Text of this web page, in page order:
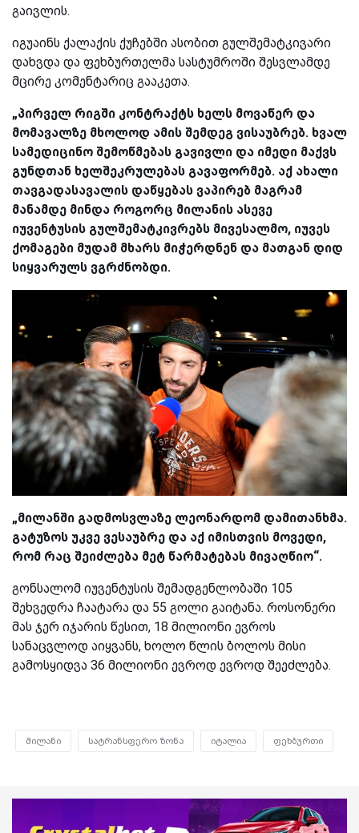
გაივლის.
იგუაინს ქალაქის ქუჩებში ასობით გულშემატკივარი
დახვდა და ფეხბურთელმა სასტუმროში შესვლამდე
მცირე კომენტარიც გააკეთა.
„პირველ რიგში კონტრაქტს ხელს მოვაწერ და
მომავალზე მხოლოდ ამის შემდეგ ვისაუბრებ. ხვალ
სამედიცინო შემოწმებას გავივლი და იმედი მაქვს
გუნდთან ხელშეკრულებას გავაფორმებ. აქ ახალი
თავგადასავალის დაწყებას ვაპირებ მაგრამ
მანამდე მინდა როგორც მილანის ასევე
იუვენტუსის გულშემატკივრებს მივესალმო, იუვეს
ქომაგები მუდამ მხარს მიჭერდნენ და მათგან დიდ
სიყვარულს ვგრძნობდი.
„მილანში გადმოსვლაზე ლეონარდომ დამითანხმა.
გატუზოს უკვე ვესაუბრე და აქ იმისთვის მოვედი,
რომ რაც შეიძლება მეტ წარმატებას მივაღწიო“.
გონსალომ იუვენტუსის შემადგენლობაში 105
შეხვედრა ჩაატარა და 55 გოლი გაიტანა. როსონერი
მას ჯერ იჯარის წესით, 18 მილიონი ევროს
სანაცვლოდ აიყვანს, ხოლო წლის ბოლოს მისი
გამოსყიდვა 36 მილიონი ევროდ ევროდ შეეძლება.
მილანი სატრანსფერო ზონა იტალია ფეხბურთი